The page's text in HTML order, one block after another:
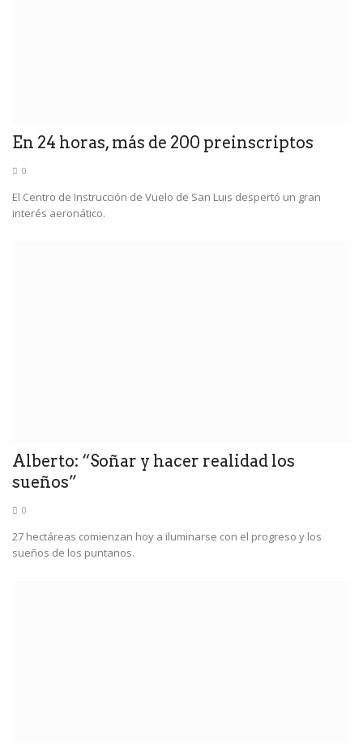
En 24 horas, más de 200 preinscriptos
0
El Centro de Instrucción de Vuelo de San Luis despertó un gran
interés aeronático.
Alberto: “Soñar y hacer realidad los
sueños”
0
27 hectáreas comienzan hoy a iluminarse con el progreso y los
sueños de los puntanos.